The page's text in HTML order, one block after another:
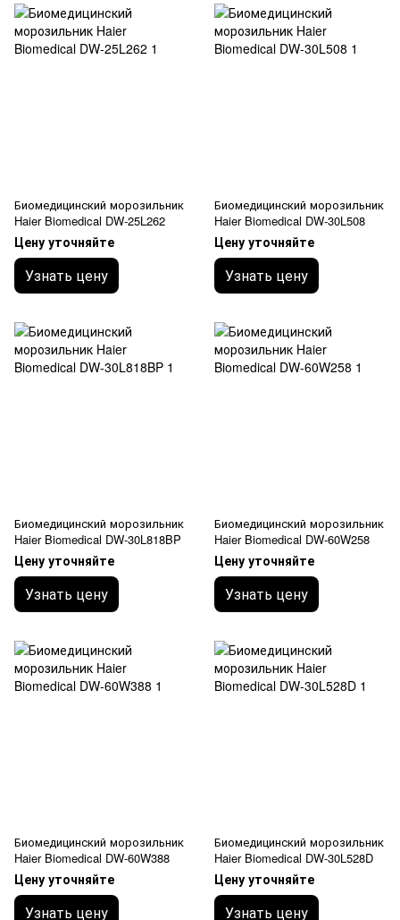
Биомедицинский морозильник
Haier Biomedical DW-25L262
Цену уточняйте
Узнать цену
Биомедицинский морозильник
Haier Biomedical DW-30L508
Цену уточняйте
Узнать цену
Биомедицинский морозильник
Haier Biomedical DW-30L818BP
Цену уточняйте
Узнать цену
Биомедицинский морозильник
Haier Biomedical DW-60W258
Цену уточняйте
Узнать цену
Биомедицинский морозильник
Haier Biomedical DW-60W388
Цену уточняйте
Узнать цену
Биомедицинский морозильник
Haier Biomedical DW-30L528D
Цену уточняйте
Узнать цену